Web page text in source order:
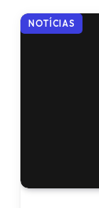
NOTÍCIAS